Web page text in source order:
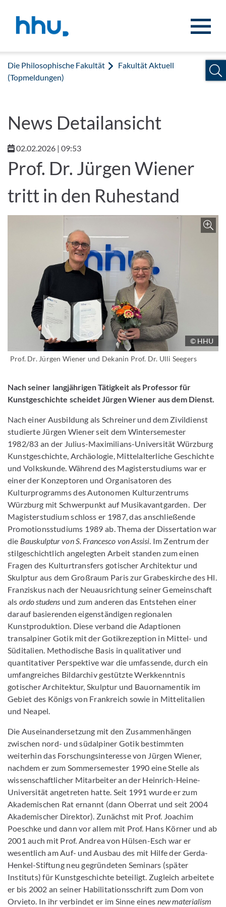
Die Philosophische Fakultät
Fakultät Aktuell
(Topmeldungen)
News Detailansicht
02.02.2026 | 09:53
Prof. Dr. Jürgen Wiener
tritt in den Ruhestand
© HHU
Prof. Dr. Jürgen Wiener und Dekanin Prof. Dr. Ulli Seegers
Nach seiner langjährigen Tätigkeit als Professor für
Kunstgeschichte scheidet Jürgen Wiener aus dem Dienst.
Nach einer Ausbildung als Schreiner und dem Zivildienst
studierte Jürgen Wiener seit dem Wintersemester
1982/83 an der Julius-Maximilians-Universität Würzburg
Kunstgeschichte, Archäologie, Mittelalterliche Geschichte
und Volkskunde. Während des Magisterstudiums war er
einer der Konzeptoren und Organisatoren des
Kulturprogramms des Autonomen Kulturzentrums
Würzburg mit Schwerpunkt auf Musikavantgarden. Der
Magisterstudium schloss er 1987, das anschließende
Promotionsstudiums 1989 ab. Thema der Dissertation war
die Bauskulptur von S. Francesco von Assisi. Im Zentrum der
stilgeschichtlich angelegten Arbeit standen zum einen
Fragen des Kulturtransfers gotischer Architektur und
Skulptur aus dem Großraum Paris zur Grabeskirche des Hl.
Franziskus nach der Neuausrichtung seiner Gemeinschaft
alsordo studens und zum anderen das Entstehen einer
darauf basierenden eigenständigen regionalen
Kunstproduktion. Diese verband die Adaptionen
transalpiner Gotik mit der Gotikrezeption in Mittel- und
Süditalien. Methodische Basis in qualitativer und
quantitativer Perspektive war die umfassende, durch ein
umfangreiches Bildarchiv gestützte Werkkenntnis
gotischer Architektur, Skulptur und Bauornamentik im
Gebiet des Königs von Frankreich sowie in Mittelitalien
und Neapel.
Die Auseinandersetzung mit den Zusammenhängen
zwischen nord- und südalpiner Gotik bestimmten
weiterhin das Forschungsinteresse von Jürgen Wiener,
nachdem er zum Sommersemester 1990 eine Stelle als
wissenschaftlicher Mitarbeiter an der Heinrich-Heine-
Universität angetreten hatte. Seit 1991 wurde er zum
Akademischen Rat ernannt (dann Oberrat und seit 2004
Akademischer Direktor). Zunächst mit Prof. Joachim
Poeschke und dann vor allem mit Prof. Hans Körner und ab
2001 auch mit Prof. Andrea von Hülsen-Esch war er
wesentlich am Auf- und Ausbau des mit Hilfe der Gerda-
Henkel-Stiftung neu gegründeten Seminars (später
Instituts) für Kunstgeschichte beteiligt. Zugleich arbeitete
er bis 2002 an seiner Habilitationsschrift zum Dom von
Orvieto. In ihr verbindet er im Sinne eines new materialism